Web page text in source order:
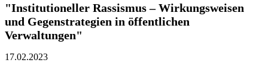
"Institutioneller Rassismus – Wirkungsweisen
und Gegenstrategien in öffentlichen
Verwaltungen"
17.02.2023